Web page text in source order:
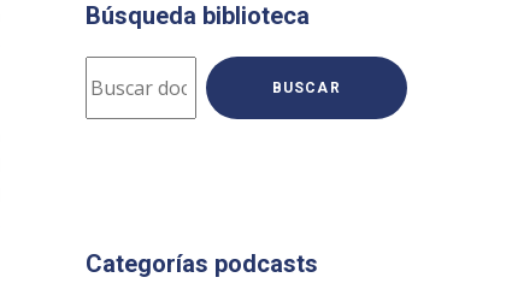
Búsqueda biblioteca
BUSCAR
Categorías podcasts